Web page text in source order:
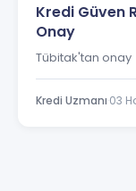
Kredi Güven
Onay
Tübitak'tan onay
Kredi Uzmanı·03